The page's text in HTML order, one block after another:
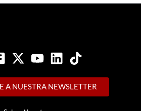
A NUESTRA NEWSLETTER